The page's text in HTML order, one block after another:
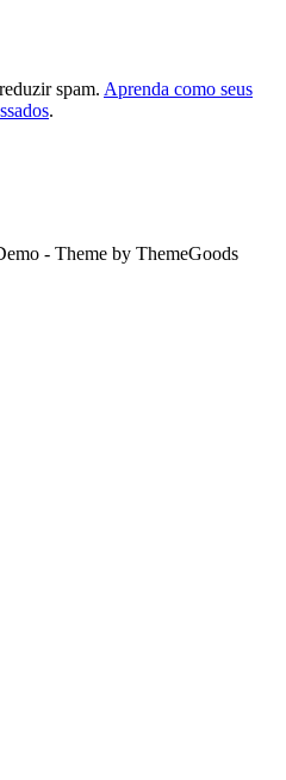
spam. Aprenda como seus
.
- Theme by ThemeGoods